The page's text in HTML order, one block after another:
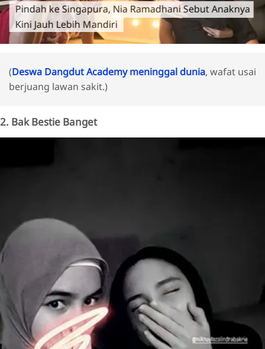
Pindah ke Singapura, Nia Ramadhani Sebut Anaknya
Kini Jauh Lebih Mandiri
(Deswa Dangdut Academy meninggal dunia, wafat usai
berjuang lawan sakit.)
2. Bak Bestie Banget